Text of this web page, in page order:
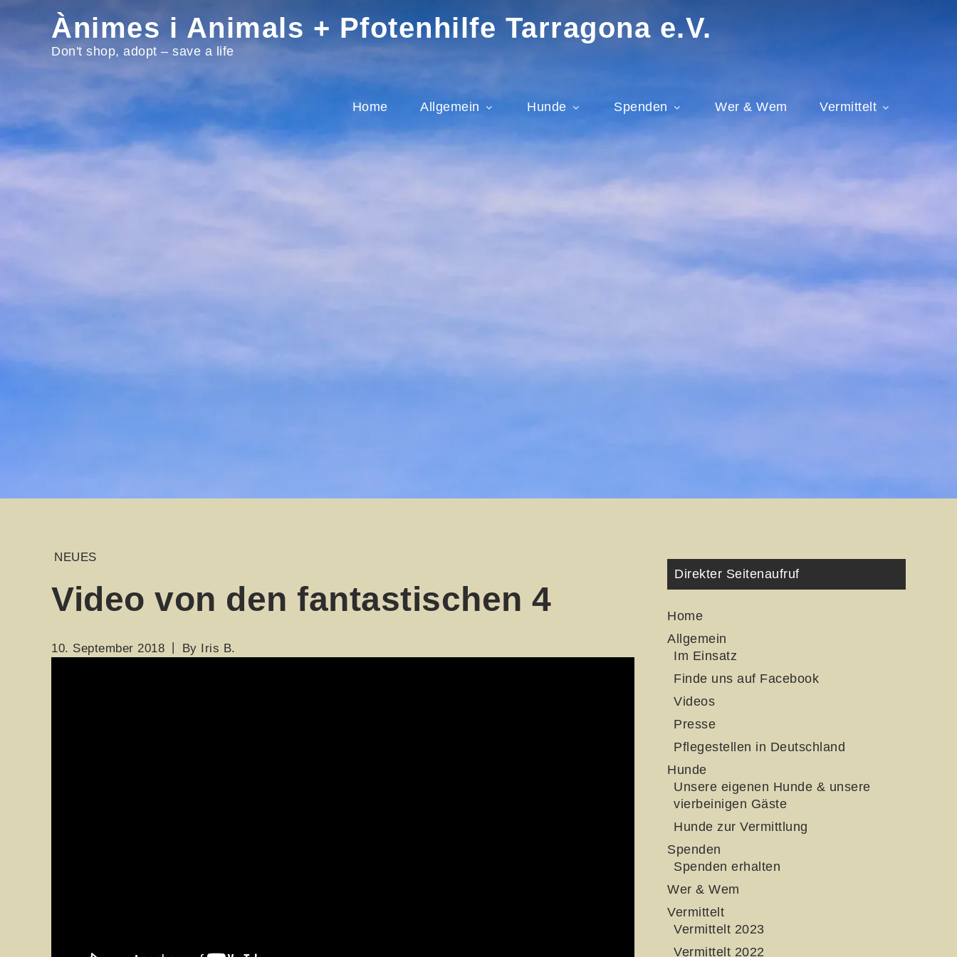
Ànimes i Animals + Pfotenhilfe Tarragona e.V.
Don't shop, adopt – save a life
Home Allgemein Hunde Spenden Wer & Wem Vermittelt
NEUES
Video von den fantastischen 4
10. September 2018 By Iris B.
Direkter Seitenaufruf
Home
Allgemein
Im Einsatz
Finde uns auf Facebook
Videos
Presse
Pflegestellen in Deutschland
Hunde
Unsere eigenen Hunde & unsere
vierbeinigen Gäste
Hunde zur Vermittlung
Spenden
Spenden erhalten
Wer & Wem
Vermittelt
Vermittelt 2023
Vermittelt 2022